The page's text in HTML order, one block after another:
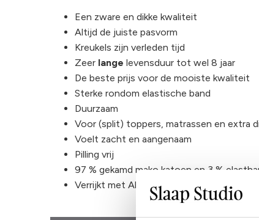
Een zware en dikke kwaliteit
Altijd de juiste pasvorm
Kreukels zijn verleden tijd
Zeer lange levensduur tot wel 8 jaar
De beste prijs voor de mooiste kwaliteit
Sterke rondom elastische band
Duurzaam
Voor (split) toppers, matrassen en extra
Voelt zacht en aangenaam
Pilling vrij
97 % gekamd mako katoen en 3 %
Verrijkt met Aloë Vera en Arganolie